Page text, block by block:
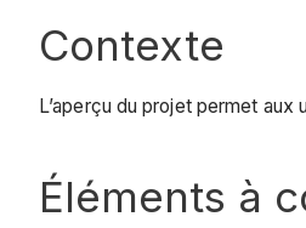
Contexte
L’aperçu du projet permet
Éléments à